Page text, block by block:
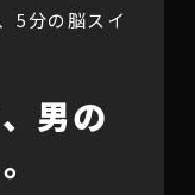
5分の脳スイ
男の